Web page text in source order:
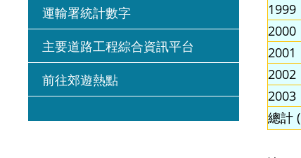
運輸署統計數字
主要道路工程綜合資訊平台
前往郊遊熱點
1999
2000
2001
2002
2003
總計 (